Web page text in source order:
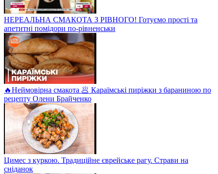
НЕРЕАЛЬНА СМАКОТА З РІВНОГО! Готуємо прості та
апетитні помідори по-рівненськи
🔥Неймовірна смакота 🥟 Караїмські пиріжки з бараниною по
рецепту Олени Брайченко
Цимес з куркою. Традиційне єврейське рагу. Страви на
сніданок